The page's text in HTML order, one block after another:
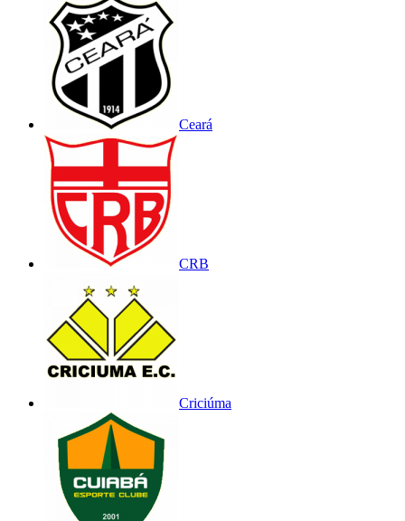
Ceará
CRB
Criciúma